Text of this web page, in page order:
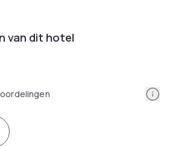
van dit hotel